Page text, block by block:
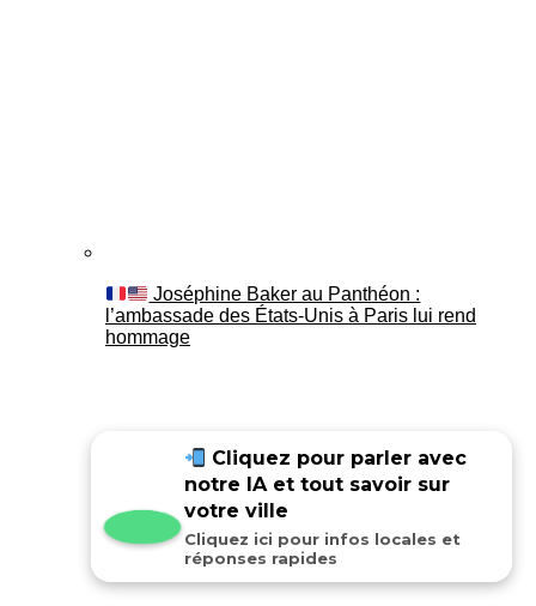
Joséphine Baker au Panthéon :
l’ambassade des États-Unis à Paris lui rend
hommage
Cliquez pour parler avec
notre IA et tout savoir sur
votre ville
Cliquez ici pour infos locales et
réponses rapides